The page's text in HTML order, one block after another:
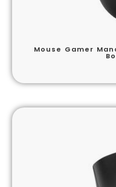
Mouse Gamer